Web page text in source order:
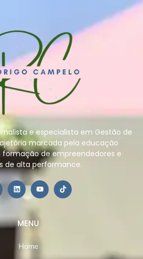
e especialista em Gestão de
marcada pela educação
de empreendedores e
de alta performance.
MENU
Home